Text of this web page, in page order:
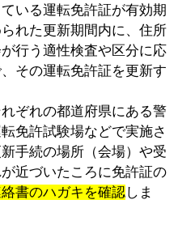
いる運転免許証が有効期
れた更新期間内に、住所
行う適性検査や区分に応
その運転免許証を更新す
ぞれの都道府県にある警
免許試験場などで実施さ
手続の場所（会場）や受
近づいたころに免許証の
書のハガキを確認しま